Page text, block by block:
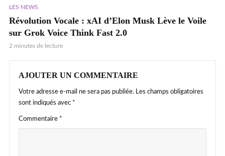
LES NEWS
Révolution Vocale : xAI d’Elon Musk Lève le Voile
sur Grok Voice Think Fast 2.0
2 minutes de lecture
AJOUTER UN COMMENTAIRE
Votre adresse e-mail ne sera pas publiée. Les champs obligatoires
sont indiqués avec *
Commentaire *